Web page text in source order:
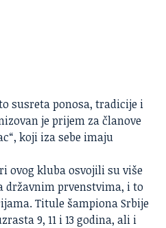
susreta ponosa, tradicije i
je prijem za članove
koji iza sebe imaju
ovog kluba osvojili su više
državnim prvenstvima, i to
Titule šampiona Srbije
9, 11 i 13 godina, ali i